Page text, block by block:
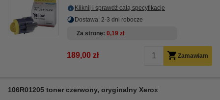
Kliknij i sprawdź całą specyfikacje
Dostawa: 2-3 dni robocze
Za stronę 0,19 zł
189,00 zł Zamawiam
106R01205 toner czerwony, oryginalny Xerox